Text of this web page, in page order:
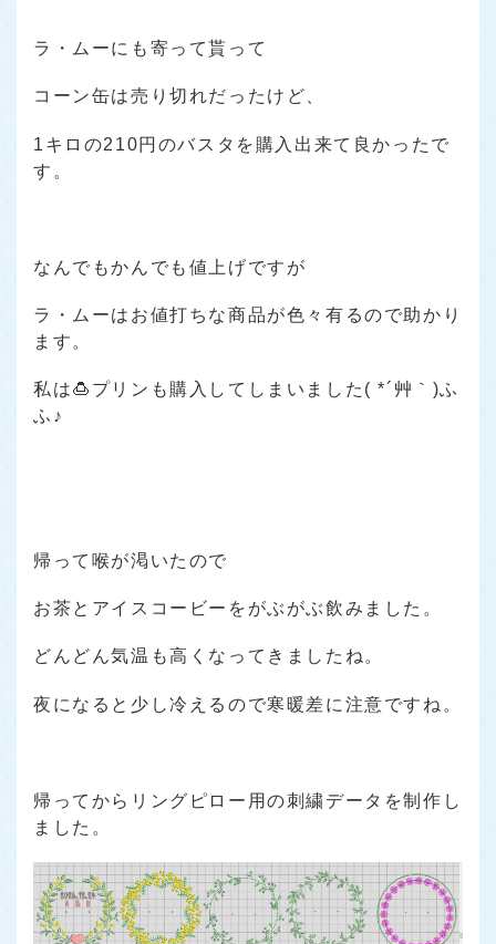
ラ・ムーにも寄って貰って
コーン缶は売り切れだったけど、
1キロの210円のバスタを購入出来て良かったで
す。
なんでもかんでも値上げですが
ラ・ムーはお値打ちな商品が色々有るので助かり
ます。
私は🍮プリンも購入してしまいました( *´艸｀)ふ
ふ♪
帰って喉が渇いたので
お茶とアイスコービーをがぶがぶ飲みました。
どんどん気温も高くなってきましたね。
夜になると少し冷えるので寒暖差に注意ですね。
帰ってからリングピロー用の刺繍データを制作し
ました。